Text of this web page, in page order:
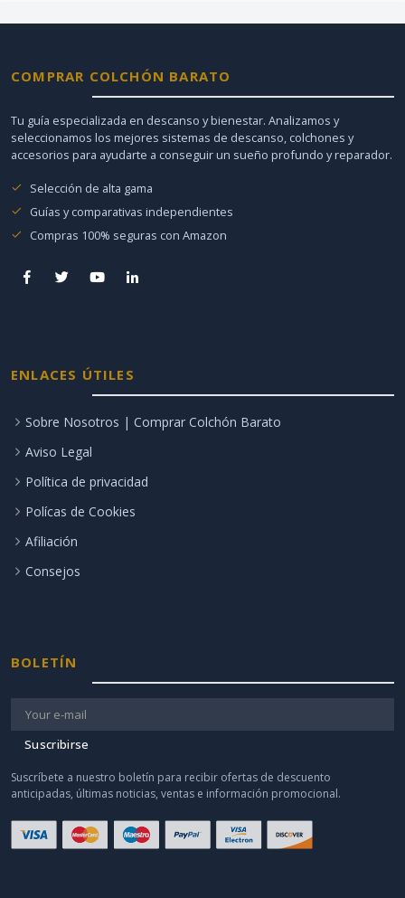
COMPRAR COLCHÓN BARATO
Tu guía especializada en descanso y bienestar. Analizamos y
seleccionamos los mejores sistemas de descanso, colchones y
accesorios para ayudarte a conseguir un sueño profundo y reparador.
Selección de alta gama
Guías y comparativas independientes
Compras 100% seguras con Amazon
ENLACES ÚTILES
Sobre Nosotros | Comprar Colchón Barato
Aviso Legal
Política de privacidad
Polícas de Cookies
Afiliación
Consejos
BOLETÍN
Suscribirse
Suscríbete a nuestro boletín para recibir ofertas de descuento
anticipadas, últimas noticias, ventas e información promocional.